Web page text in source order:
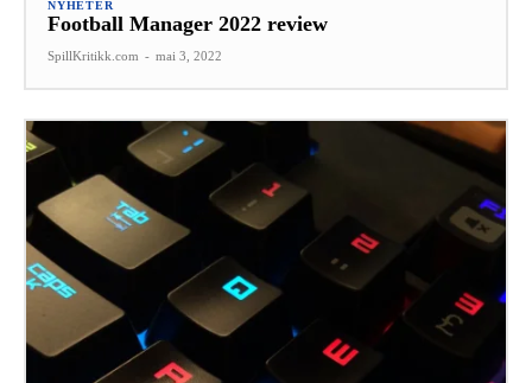
NYHETER
Football Manager 2022 review
SpillKritikk.com - mai 3, 2022